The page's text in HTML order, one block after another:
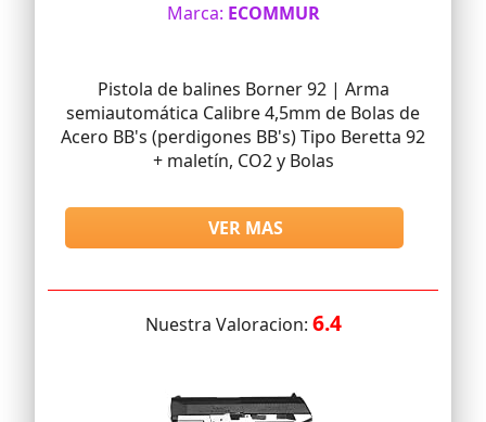
Marca: ECOMMUR
Pistola de balines Borner 92 | Arma
semiautomática Calibre 4,5mm de Bolas de
Acero BB's (perdigones BB's) Tipo Beretta 92
+ maletín, CO2 y Bolas
VER MAS
Nuestra Valoracion: 6.4